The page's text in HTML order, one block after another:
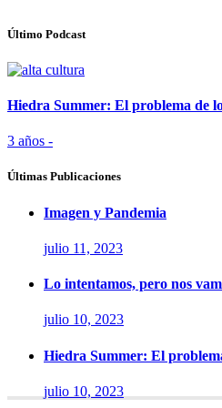
Último Podcast
Hiedra Summer: El problema de
3 años -
Últimas Publicaciones
Imagen y Pandemia
julio 11, 2023
Lo intentamos, pero nos
julio 10, 2023
Hiedra Summer: El
julio 10, 2023